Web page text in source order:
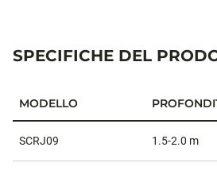
SPECIFICHE DEL
MODELLO
SCRJ09 1.5-2.0 m